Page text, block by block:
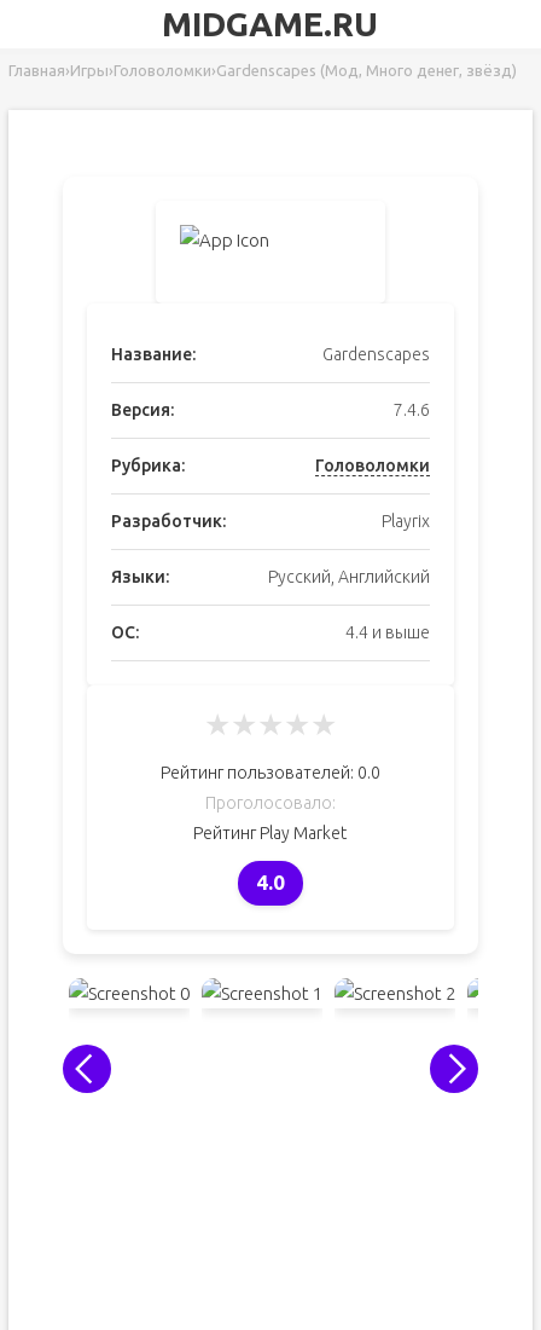
MIDGAME.RU
Главная›Игры›Головоломки›Gardenscapes (Мод, Много денег, звёзд)
Название: Gardenscapes
Версия: 7.4.6
Рубрика: Головоломки
Разработчик: Playrix
Языки: Русский, Английский
ОС: 4.4 и выше
★★★★★
Рейтинг пользователей: 0.0
Проголосовало:
Рейтинг Play Market
4.0